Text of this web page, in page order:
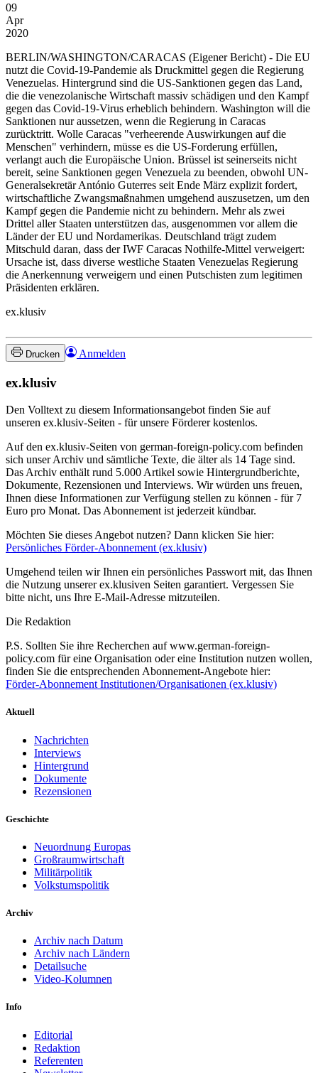
09
Apr
2020
BERLIN/WASHINGTON/CARACAS (Eigener Bericht) - Die EU
nutzt die Covid-19-Pandemie als Druckmittel gegen die Regierung
Venezuelas. Hintergrund sind die US-Sanktionen gegen das Land,
die die venezolanische Wirtschaft massiv schädigen und den Kampf
gegen das Covid-19-Virus erheblich behindern. Washington will die
Sanktionen nur aussetzen, wenn die Regierung in Caracas
zurücktritt. Wolle Caracas "verheerende Auswirkungen auf die
Menschen" verhindern, müsse es die US-Forderung erfüllen,
verlangt auch die Europäische Union. Brüssel ist seinerseits nicht
bereit, seine Sanktionen gegen Venezuela zu beenden, obwohl UN-
Generalsekretär António Guterres seit Ende März explizit fordert,
wirtschaftliche Zwangsmaßnahmen umgehend auszusetzen, um den
Kampf gegen die Pandemie nicht zu behindern. Mehr als zwei
Drittel aller Staaten unterstützen das, ausgenommen vor allem die
Länder der EU und Nordamerikas. Deutschland trägt zudem
Mitschuld daran, dass der IWF Caracas Nothilfe-Mittel verweigert:
Ursache ist, dass diverse westliche Staaten Venezuelas Regierung
die Anerkennung verweigern und einen Putschisten zum legitimen
Präsidenten erklären.
ex.klusiv
Drucken Anmelden
ex.klusiv
Den Volltext zu diesem Informationsangebot finden Sie auf
unseren ex.klusiv-Seiten - für unsere Förderer kostenlos.
Auf den ex.klusiv-Seiten von german-foreign-policy.com befinden
sich unser Archiv und sämtliche Texte, die älter als 14 Tage sind.
Das Archiv enthält rund 5.000 Artikel sowie Hintergrundberichte,
Dokumente, Rezensionen und Interviews. Wir würden uns freuen,
Ihnen diese Informationen zur Verfügung stellen zu können - für 7
Euro pro Monat. Das Abonnement ist jederzeit kündbar.
Möchten Sie dieses Angebot nutzen? Dann klicken Sie hier:
Persönliches Förder-Abonnement (ex.klusiv)
Umgehend teilen wir Ihnen ein persönliches Passwort mit, das Ihnen
die Nutzung unserer ex.klusiven Seiten garantiert. Vergessen Sie
bitte nicht, uns Ihre E-Mail-Adresse mitzuteilen.
Die Redaktion
P.S. Sollten Sie ihre Recherchen auf www.german-foreign-
policy.com für eine Organisation oder eine Institution nutzen wollen,
finden Sie die entsprechenden Abonnement-Angebote hier:
Förder-Abonnement Institutionen/Organisationen (ex.klusiv)
Aktuell
Nachrichten
Interviews
Hintergrund
Dokumente
Rezensionen
Geschichte
Neuordnung Europas
Großraumwirtschaft
Militärpolitik
Volkstumspolitik
Archiv
Archiv nach Datum
Archiv nach Ländern
Detailsuche
Video-Kolumnen
Info
Editorial
Redaktion
Referenten